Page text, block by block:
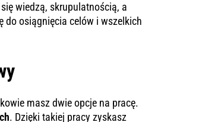
wiedzą, skrupulatnością, a
do osiągnięcia celów i wszelkich
masz dwie opcje na pracę.
. Dzięki takiej pracy zyskasz